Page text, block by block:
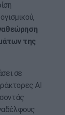
της
σε
ΑΙ